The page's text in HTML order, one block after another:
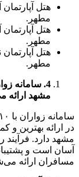
مطهر.
مطهر.
مطهر.
4. سامانه
مشهد ارائه
در ارائه بهترین و
مشهد دارد.
مسافران ارائه